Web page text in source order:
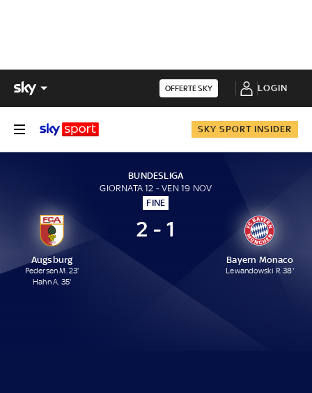
OFFERTE SKY LOGIN
SKY SPORT INSIDER
BUNDESLIGA
GIORNATA 12 - VEN 19 NOV
FINE
Augsburg
Pedersen M. 23'
Hahn A. 35'
2 - 1
Bayern Monaco
Lewandowski R. 38'